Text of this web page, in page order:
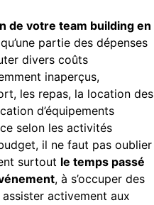
de votre team building en
partie des dépenses
divers coûts
inaperçus,
les repas, la location des
d’équipements
selon les activités
il ne faut pas oublier
surtout le temps passé
, à s’occuper des
activement aux